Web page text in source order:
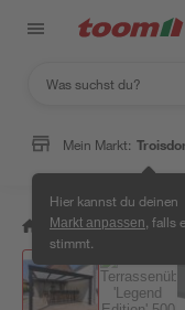
Mein Markt:
Hier kannst du deinen
Markt anpassen , falls
stimmt.
/ Garten & Freizeit /